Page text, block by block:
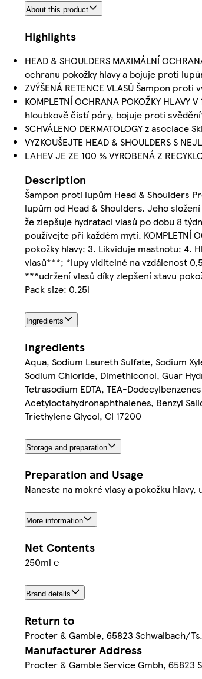
About this product
Highlights
HEAD & SHOULDERS MAXIMÁLNÍ
ochranu pokožky hlavy a bojuje proti
ZVÝŠENÁ RETENCE VLASŮ Šampon
KOMPLETNÍ OCHRANA POKOŽKY
hloubkově čistí póry, bojuje proti
SCHVÁLENO DERMATOLOGY z
VYZKOUŠEJTE HEAD & SHOULDERS S
LAHEV JE ZE 100 % VYROBENÁ Z
Description
Šampon proti lupům Head & Shoulders
lupům od Head & Shoulders. Jeho
že zlepšuje hydrataci vlasů po dobu 8
používejte při každém mytí. KOMPLETNÍ
pokožky hlavy; 3. Likviduje mastnotu; 4.
vlasů***; *lupy viditelné na vzdálenost
***udržení vlasů díky zlepšení stavu
Pack size: 0.25l
Ingredients
Ingredients
Aqua, Sodium Laureth Sulfate, Sodium
Sodium Chloride, Dimethiconol, Guar
Tetrasodium EDTA, TEA-
Acetyloctahydronaphthalenes, Benzyl
Triethylene Glycol, CI 17200
Storage and preparation
Preparation and Usage
Naneste na mokré vlasy a pokožku
More information
Net Contents
250ml ℮
Brand details
Return to
Procter & Gamble, 65823 Schwalbach/
Manufacturer Address
Procter & Gamble Service Gmbh, 65823